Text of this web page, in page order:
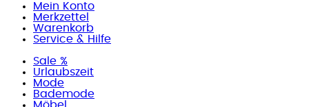
Mein Konto
Merkzettel
Warenkorb
Service & Hilfe
Sale %
Urlaubszeit
Mode
Bademode